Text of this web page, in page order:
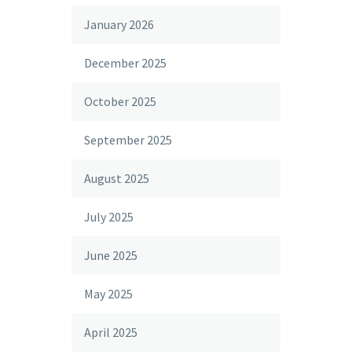
January 2026
December 2025
October 2025
September 2025
August 2025
July 2025
June 2025
May 2025
April 2025